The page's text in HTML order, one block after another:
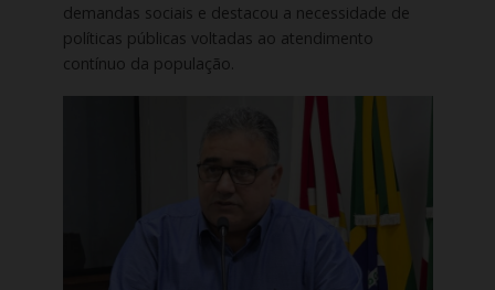
demandas sociais e destacou a necessidade de
políticas públicas voltadas ao atendimento
contínuo da população.